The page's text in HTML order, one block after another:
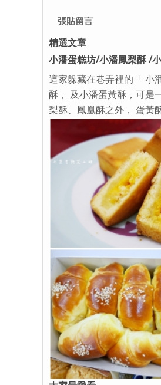
張貼留言
精選文章
小潘蛋糕坊/小潘鳳梨酥 /
這家躲藏在巷弄裡的「 小
酥， 及小潘蛋黃酥，可是
梨酥、鳳凰酥之外， 蛋黃